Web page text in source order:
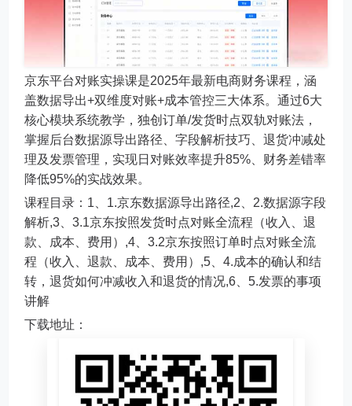
京东平台对账实操课是2025年最新电商财务课程，涵
盖数据导出+双维度对账+成本管控三大体系。通过6大
核心模块系统教学，独创订单/发货时点双轨对账法，
掌握后台数据源导出路径、字段解析技巧、退货冲减处
理及发票管理，实现日对账效率提升85%、财务差错率
降低95%的实战效果。
课程目录：1、1.京东数据源导出路径,2、2.数据源字段
解析,3、3.1京东按照发货时点对账全流程（收入、退
款、成本、费用）,4、3.2京东按照订单时点对账全流
程（收入、退款、成本、费用）,5、4.成本的确认和结
转，退货如何冲减收入和退货的情况,6、5.发票的事项
讲解
下载地址：